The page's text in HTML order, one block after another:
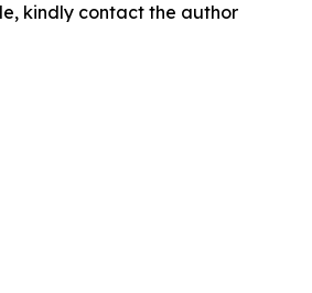
kindly contact the author